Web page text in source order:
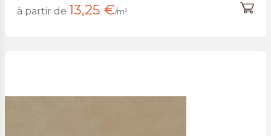
à partir de 13,25 €/m²